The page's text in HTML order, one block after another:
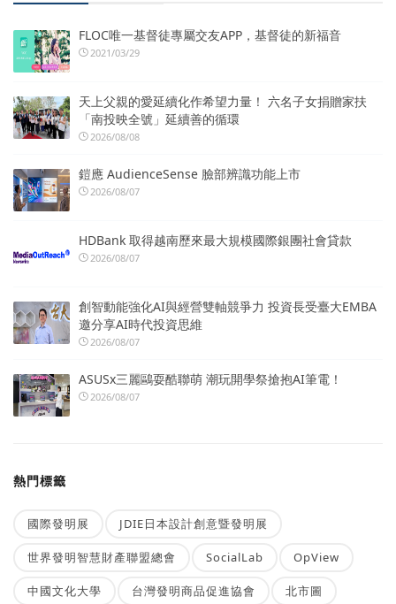
FLOC唯一基督徒專屬交友APP，基督徒的新福音
2021/03/29
天上父親的愛延續化作希望力量！ 六名子女捐贈家扶
「南投映全號」延續善的循環
2026/08/08
鎧應 AudienceSense 臉部辨識功能上市
2026/08/07
HDBank 取得越南歷來最大規模國際銀團社會貸款
2026/08/07
創智動能強化AI與經營雙軸競爭力 投資長受臺大EMBA
邀分享AI時代投資思維
2026/08/07
ASUSx三麗鷗耍酷聯萌 潮玩開學祭搶抱AI筆電！
2026/08/07
熱門標籤
國際發明展 JDIE日本設計創意暨發明展
世界發明智慧財產聯盟總會 SocialLab OpView
中國文化大學 台灣發明商品促進協會 北市圖